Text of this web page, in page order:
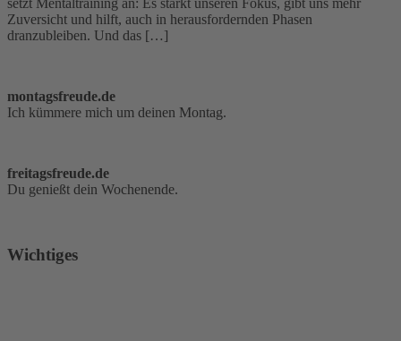
Zuversicht und hilft, auch in herausfordernden Phasen
dranzubleiben. Und das […]
montagsfreude.de
Ich kümmere mich um deinen Montag.
freitagsfreude.de
Du genießt dein Wochenende.
Wichtiges